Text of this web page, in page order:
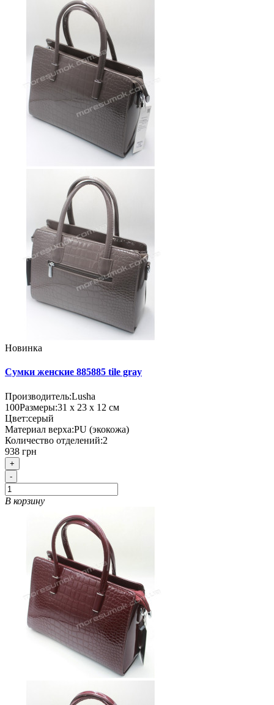
Новинка
Сумки женские 885885 tile gray
Производитель:Lusha
100Размеры:31 х 23 х 12 см
Цвет:серый
Материал верха:PU (экокожа)
Количество отделений:2
938 грн
+
-
В корзину